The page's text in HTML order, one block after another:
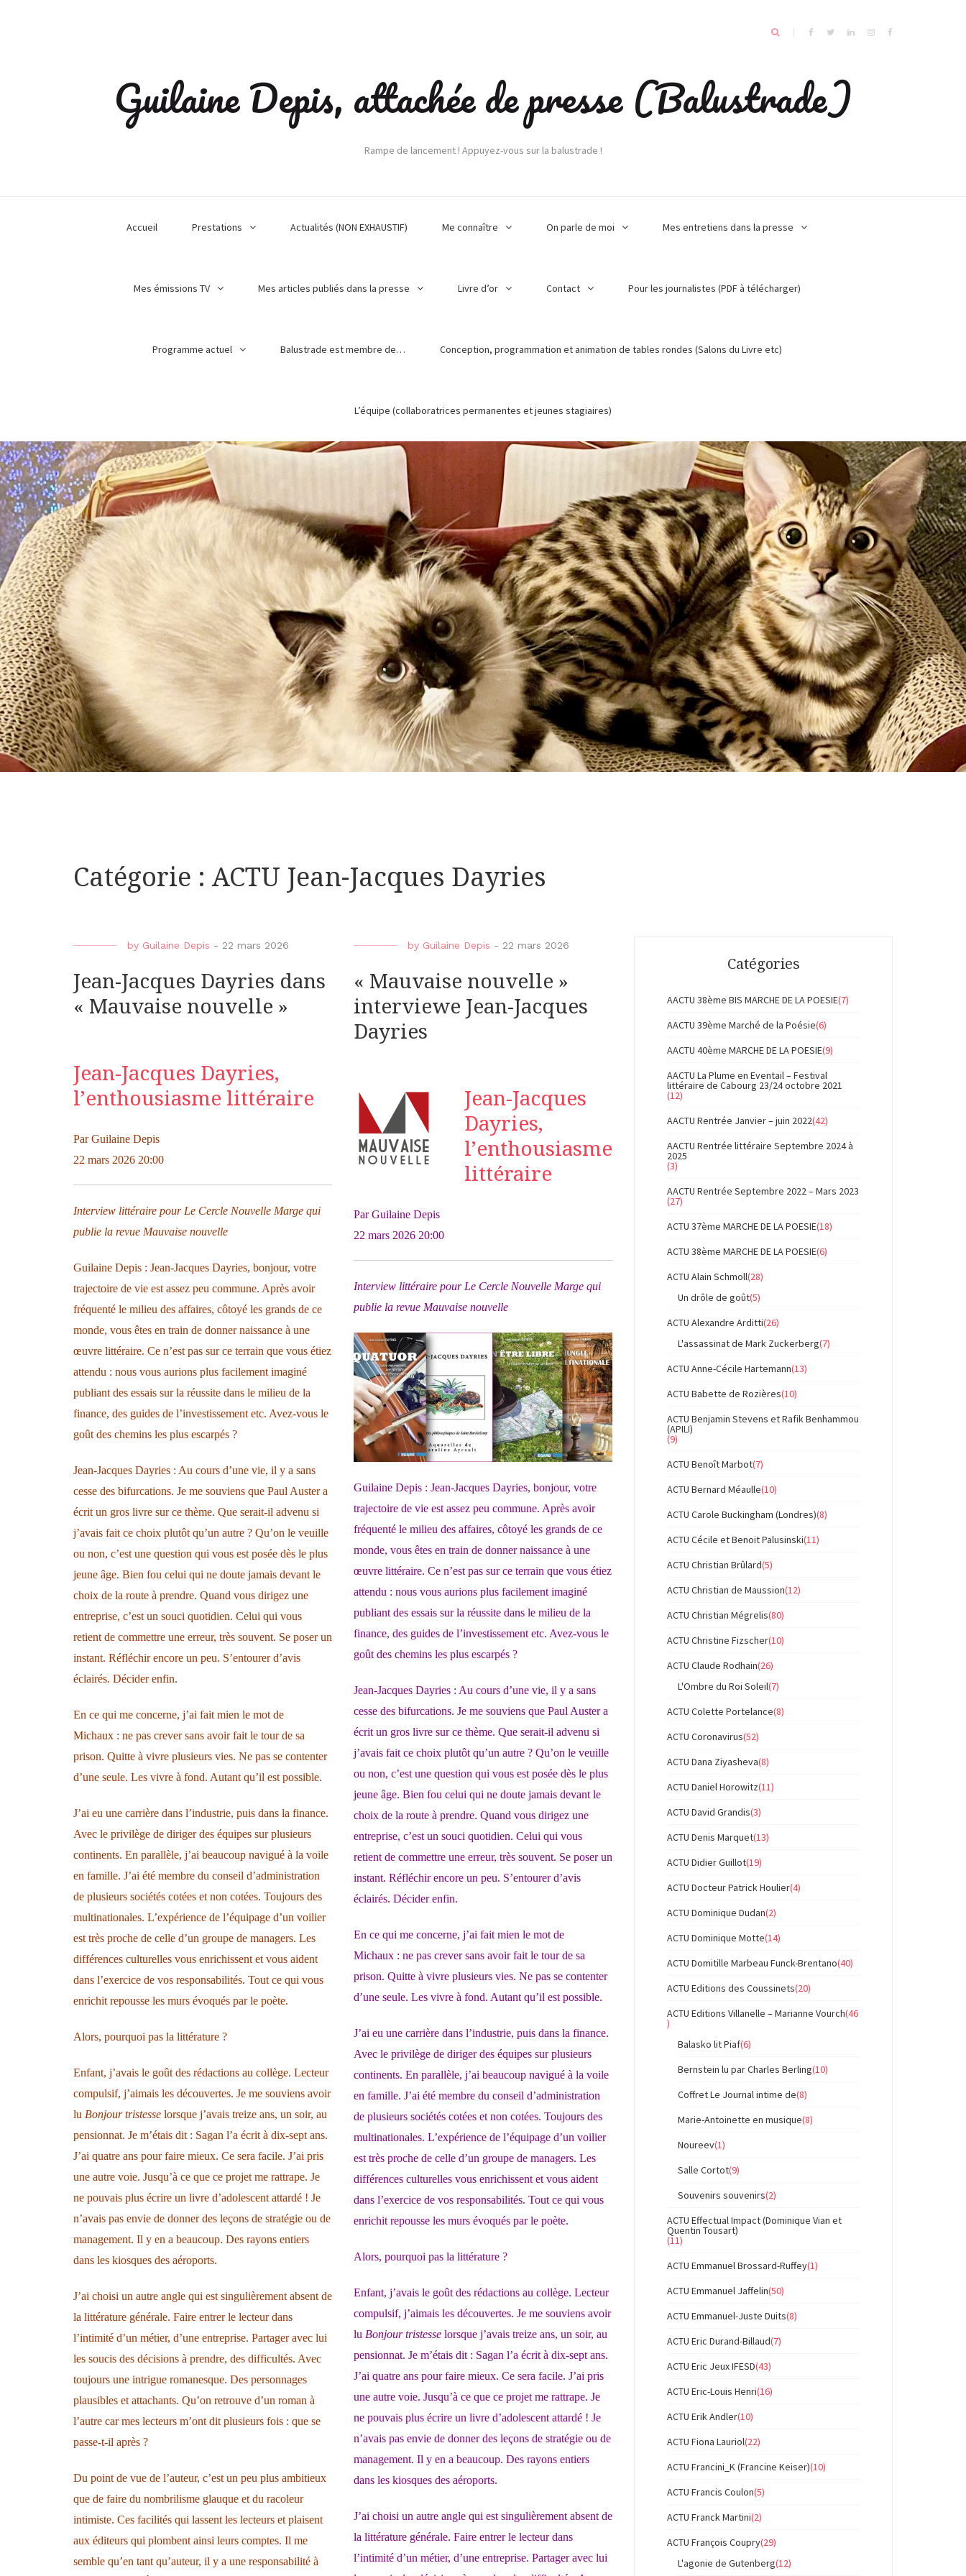
Guilaine Depis, attachée de presse (Balustrade)
Rampe de lancement ! Appuyez-vous sur la balustrade !
Accueil Prestations Actualités (NON EXHAUSTIF) Me connaître On parle de moi Mes entretiens dans la presse
Mes émissions TV Mes articles publiés dans la presse Livre d’or Contact Pour les journalistes (PDF à télécharger)
Programme actuel Balustrade est membre de… Conception, programmation et animation de tables rondes (Salons du Livre etc)
L’équipe (collaboratrices permanentes et jeunes stagiaires)
Catégorie : ACTU Jean-Jacques Dayries
by Guilaine Depis - 22 mars 2026
Jean-Jacques Dayries dans
« Mauvaise nouvelle »
Jean-Jacques Dayries,
l’enthousiasme littéraire
Par Guilaine Depis
22 mars 2026 20:00
Interview littéraire pour Le Cercle Nouvelle Marge qui
publie la revue Mauvaise nouvelle
Guilaine Depis : Jean-Jacques Dayries, bonjour, votre
trajectoire de vie est assez peu commune. Après avoir
fréquenté le milieu des affaires, côtoyé les grands de ce
monde, vous êtes en train de donner naissance à une
œuvre littéraire. Ce n’est pas sur ce terrain que vous étiez
attendu : nous vous aurions plus facilement imaginé
publiant des essais sur la réussite dans le milieu de la
finance, des guides de l’investissement etc. Avez-vous le
goût des chemins les plus escarpés ?
Jean-Jacques Dayries : Au cours d’une vie, il y a sans
cesse des bifurcations. Je me souviens que Paul Auster a
écrit un gros livre sur ce thème. Que serait-il advenu si
j’avais fait ce choix plutôt qu’un autre ? Qu’on le veuille
ou non, c’est une question qui vous est posée dès le plus
jeune âge. Bien fou celui qui ne doute jamais devant le
choix de la route à prendre. Quand vous dirigez une
entreprise, c’est un souci quotidien. Celui qui vous
retient de commettre une erreur, très souvent. Se poser un
instant. Réfléchir encore un peu. S’entourer d’avis
éclairés. Décider enfin.
En ce qui me concerne, j’ai fait mien le mot de
Michaux : ne pas crever sans avoir fait le tour de sa
prison. Quitte à vivre plusieurs vies. Ne pas se contenter
d’une seule. Les vivre à fond. Autant qu’il est possible.
J’ai eu une carrière dans l’industrie, puis dans la finance.
Avec le privilège de diriger des équipes sur plusieurs
continents. En parallèle, j’ai beaucoup navigué à la voile
en famille. J’ai été membre du conseil d’administration
de plusieurs sociétés cotées et non cotées. Toujours des
multinationales. L’expérience de l’équipage d’un voilier
est très proche de celle d’un groupe de managers. Les
différences culturelles vous enrichissent et vous aident
dans l’exercice de vos responsabilités. Tout ce qui vous
enrichit repousse les murs évoqués par le poète.
Alors, pourquoi pas la littérature ?
Enfant, j’avais le goût des rédactions au collège. Lecteur
compulsif, j’aimais les découvertes. Je me souviens avoir
lu Bonjour tristesse lorsque j’avais treize ans, un soir, au
pensionnat. Je m’étais dit : Sagan l’a écrit à dix-sept ans.
J’ai quatre ans pour faire mieux. Ce sera facile. J’ai pris
une autre voie. Jusqu’à ce que ce projet me rattrape. Je
ne pouvais plus écrire un livre d’adolescent attardé ! Je
n’avais pas envie de donner des leçons de stratégie ou de
management. Il y en a beaucoup. Des rayons entiers
dans les kiosques des aéroports.
J’ai choisi un autre angle qui est singulièrement absent de
la littérature générale. Faire entrer le lecteur dans
l’intimité d’un métier, d’une entreprise. Partager avec lui
les soucis des décisions à prendre, des difficultés. Avec
toujours une intrigue romanesque. Des personnages
plausibles et attachants. Qu’on retrouve d’un roman à
l’autre car mes lecteurs m’ont dit plusieurs fois : que se
passe-t-il après ?
Du point de vue de l’auteur, c’est un peu plus ambitieux
que de faire du nombrilisme glauque et du racoleur
intimiste. Ces facilités qui lassent les lecteurs et plaisent
aux éditeurs qui plombent ainsi leurs comptes. Il me
semble qu’en tant qu’auteur, il y a une responsabilité à
by Guilaine Depis - 22 mars 2026
« Mauvaise nouvelle »
interviewe Jean-Jacques
Dayries
Jean-Jacques
Dayries,
l’enthousiasme
littéraire
Par Guilaine Depis
22 mars 2026 20:00
Interview littéraire pour Le Cercle Nouvelle Marge qui
publie la revue Mauvaise nouvelle
Guilaine Depis : Jean-Jacques Dayries, bonjour, votre
trajectoire de vie est assez peu commune. Après avoir
fréquenté le milieu des affaires, côtoyé les grands de ce
monde, vous êtes en train de donner naissance à une
œuvre littéraire. Ce n’est pas sur ce terrain que vous étiez
attendu : nous vous aurions plus facilement imaginé
publiant des essais sur la réussite dans le milieu de la
finance, des guides de l’investissement etc. Avez-vous le
goût des chemins les plus escarpés ?
Jean-Jacques Dayries : Au cours d’une vie, il y a sans
cesse des bifurcations. Je me souviens que Paul Auster a
écrit un gros livre sur ce thème. Que serait-il advenu si
j’avais fait ce choix plutôt qu’un autre ? Qu’on le veuille
ou non, c’est une question qui vous est posée dès le plus
jeune âge. Bien fou celui qui ne doute jamais devant le
choix de la route à prendre. Quand vous dirigez une
entreprise, c’est un souci quotidien. Celui qui vous
retient de commettre une erreur, très souvent. Se poser un
instant. Réfléchir encore un peu. S’entourer d’avis
éclairés. Décider enfin.
En ce qui me concerne, j’ai fait mien le mot de
Michaux : ne pas crever sans avoir fait le tour de sa
prison. Quitte à vivre plusieurs vies. Ne pas se contenter
d’une seule. Les vivre à fond. Autant qu’il est possible.
J’ai eu une carrière dans l’industrie, puis dans la finance.
Avec le privilège de diriger des équipes sur plusieurs
continents. En parallèle, j’ai beaucoup navigué à la voile
en famille. J’ai été membre du conseil d’administration
de plusieurs sociétés cotées et non cotées. Toujours des
multinationales. L’expérience de l’équipage d’un voilier
est très proche de celle d’un groupe de managers. Les
différences culturelles vous enrichissent et vous aident
dans l’exercice de vos responsabilités. Tout ce qui vous
enrichit repousse les murs évoqués par le poète.
Alors, pourquoi pas la littérature ?
Enfant, j’avais le goût des rédactions au collège. Lecteur
compulsif, j’aimais les découvertes. Je me souviens avoir
lu Bonjour tristesse lorsque j’avais treize ans, un soir, au
pensionnat. Je m’étais dit : Sagan l’a écrit à dix-sept ans.
J’ai quatre ans pour faire mieux. Ce sera facile. J’ai pris
une autre voie. Jusqu’à ce que ce projet me rattrape. Je
ne pouvais plus écrire un livre d’adolescent attardé ! Je
n’avais pas envie de donner des leçons de stratégie ou de
management. Il y en a beaucoup. Des rayons entiers
dans les kiosques des aéroports.
J’ai choisi un autre angle qui est singulièrement absent de
la littérature générale. Faire entrer le lecteur dans
l’intimité d’un métier, d’une entreprise. Partager avec lui
Catégories
AACTU 38ème BIS MARCHE DE LA POESIE(7)
AACTU 39ème Marché de la Poésie(6)
AACTU 40ème MARCHE DE LA POESIE(9)
AACTU La Plume en Eventail – Festival
littéraire de Cabourg 23/24 octobre 2021
(12)
AACTU Rentrée Janvier – juin 2022(42)
AACTU Rentrée littéraire Septembre 2024 à
2025
(3)
AACTU Rentrée Septembre 2022 – Mars 2023
(27)
ACTU 37ème MARCHE DE LA POESIE(18)
ACTU 38ème MARCHE DE LA POESIE(6)
ACTU Alain Schmoll(28)
Un drôle de goût(5)
ACTU Alexandre Arditti(26)
L'assassinat de Mark Zuckerberg(7)
ACTU Anne-Cécile Hartemann(13)
ACTU Babette de Rozières(10)
ACTU Benjamin Stevens et Rafik Benhammou
(APILI)
(9)
ACTU Benoît Marbot(7)
ACTU Bernard Méaulle(10)
ACTU Carole Buckingham (Londres)(8)
ACTU Cécile et Benoit Palusinski(11)
ACTU Christian Brûlard(5)
ACTU Christian de Maussion(12)
ACTU Christian Mégrelis(80)
ACTU Christine Fizscher(10)
ACTU Claude Rodhain(26)
L'Ombre du Roi Soleil(7)
ACTU Colette Portelance(8)
ACTU Coronavirus(52)
ACTU Dana Ziyasheva(8)
ACTU Daniel Horowitz(11)
ACTU David Grandis(3)
ACTU Denis Marquet(13)
ACTU Didier Guillot(19)
ACTU Docteur Patrick Houlier(4)
ACTU Dominique Dudan(2)
ACTU Dominique Motte(14)
ACTU Domitille Marbeau Funck-Brentano(40)
ACTU Editions des Coussinets(20)
ACTU Editions Villanelle – Marianne Vourch(46
)
Balasko lit Piaf(6)
Bernstein lu par Charles Berling(10)
Coffret Le Journal intime de(8)
Marie-Antoinette en musique(8)
Noureev(1)
Salle Cortot(9)
Souvenirs souvenirs(2)
ACTU Effectual Impact (Dominique Vian et
Quentin Tousart)
(11)
ACTU Emmanuel Brossard-Ruffey(1)
ACTU Emmanuel Jaffelin(50)
ACTU Emmanuel-Juste Duits(8)
ACTU Eric Durand-Billaud(7)
ACTU Eric Jeux IFESD(43)
ACTU Eric-Louis Henri(16)
ACTU Erik Andler(10)
ACTU Fiona Lauriol(22)
ACTU Francini_K (Francine Keiser)(10)
ACTU Francis Coulon(5)
ACTU Franck Martini(2)
ACTU François Coupry(29)
L'agonie de Gutenberg(12)